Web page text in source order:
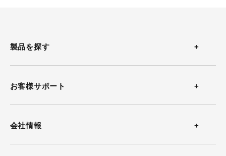
会社情報
お客様サポート
製品を探す
温度計